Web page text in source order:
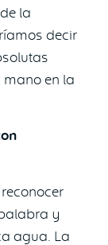
la
decir
en la
reconocer
y
agua. La